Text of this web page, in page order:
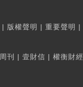
| 版權聲明 | 重要聲明 |
刊 | 壹財信 | 權衡財經